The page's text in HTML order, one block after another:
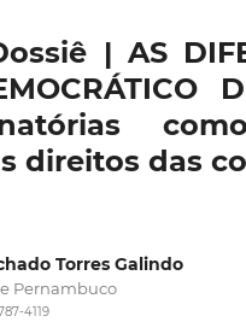
| AS
direitos das
Torres Galindo
Pernambuco
4119